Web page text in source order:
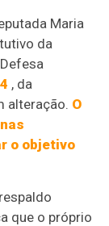
Maria
da
, da
alteração. O
o objetivo
que o próprio